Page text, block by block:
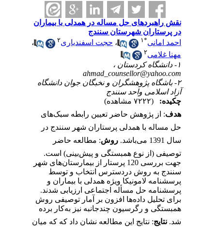
نقش راهبردهای حل مساله در همدلی با بیماران
در پرستاران شهرستان سنندج
احمد امانی
۱ ،حجت اسفندیاری۲
،
مهنا غلامی
ahmad_counsellor@yahoo.com
۲- باشگاه پژوهشگران و نخبگان جوان دانشگاه
آزاد اسلامی واحد سنندج
چکیده:
هدف: از پژوهش حاضر تعیین رابطه سبک‌های
حل مساله با همدلی پرستاران شهر سنندج در
سال 1391 می‌باشد.
روش: مطالعه حاضر
توصیفی (از نوع همبستگی و پیش‌بینی) است.
جهت بررسی 120 پرستار از بیمارستان‌های شهر
سنندج به روش دردسترس انتخاب و توسط
پرسشنامه‌ لامونیکا ویژه همدلی با بیماران و
پرسشنامه حل مسأله اجتماعی ارزیابی شدند.
برای تحلیل داده‌ها افزون بر آمار توصیفی روش
همبستگی و رگرسیون چندجانبه نیز به‌کار برده
شد.نتایج: نتایج این مطالعه نشان داد که که میان